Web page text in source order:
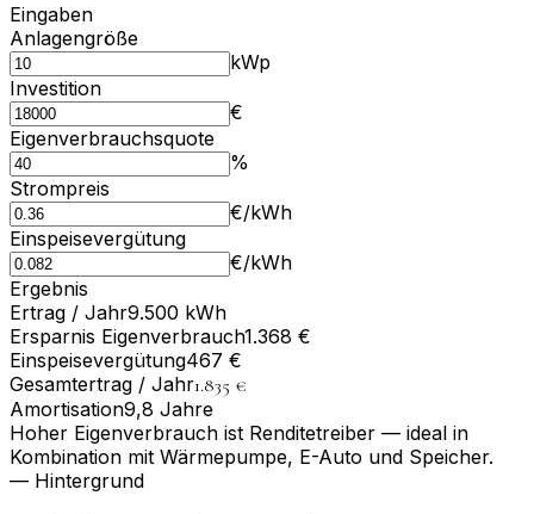
Eingaben
Anlagengröße
kWp
Investition
€
Eigenverbrauchs­quote
%
Strompreis
€/kWh
Einspeise­vergütung
€/kWh
Ergebnis
Ertrag / Jahr9.500 kWh
Ersparnis Eigenverbrauch1.368 €
Einspeise­vergütung467 €
Gesamt­ertrag / Jahr1.835 €
Amortisation9,8 Jahre
Hoher Eigenverbrauch ist Renditetreiber — ideal in
Kombination mit Wärmepumpe, E-Auto und Speicher.
— Hintergrund